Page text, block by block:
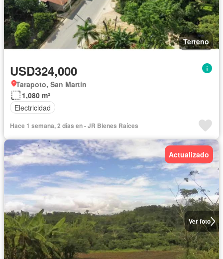
Terreno
USD324,000
Tarapoto, San Martín
1,080 m²
Electricidad
Hace 1 semana, 2 días en - JR Bienes Raíces
Ver foto
Actualizado